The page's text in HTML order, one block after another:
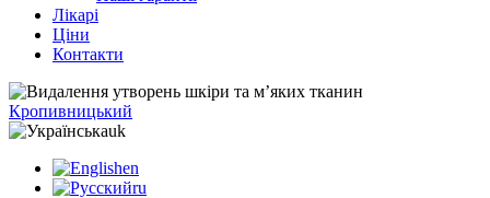
Лікарі
Ціни
Контакти
Кропивницький
uk
en
ru